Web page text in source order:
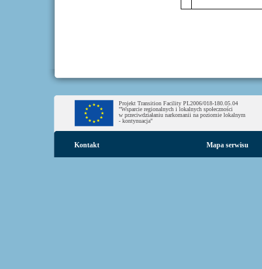
Projekt Transition Facility PL2006/018-180.05.04
"Wsparcie regionalnych i lokalnych społeczności
w przeciwdziałaniu narkomanii na poziomie lokalnym
- kontynuacja"
Kontakt Mapa serwisu